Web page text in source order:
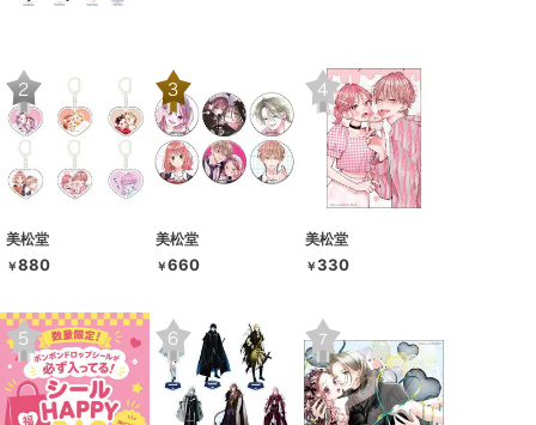
美松堂
￥880
美松堂
￥660
美松堂
￥330